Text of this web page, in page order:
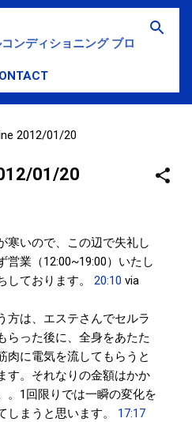
コンテンツに移動
ンディショニング ブログ
2012/01/20
01/20
寒いので、この辺で失礼し
営業（12:00~19:00）いたし
しております。
20:10 via
方は、エステさんでセルラ
らった後に、全身をあたた
肉に電気を流してもらうと
す。それなりの金額はかか
。1回限りでは一瞬の変化を
まうと思います。
17:17